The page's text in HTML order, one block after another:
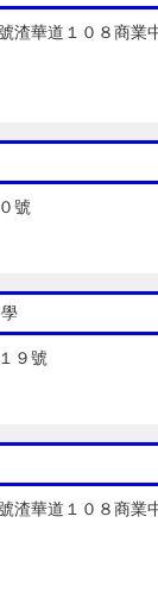
渣華道１０８商業
號
９號
渣華道１０８商業